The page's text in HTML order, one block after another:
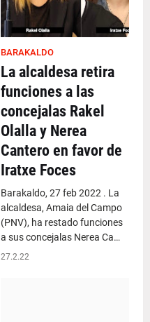
BARAKALDO
La alcaldesa retira
funciones a las
concejalas Rakel
Olalla y Nerea
Cantero en favor de
Iratxe Foces
Barakaldo, 27 feb 2022 . La
alcaldesa, Amaia del Campo
(PNV), ha restado funciones
a sus concejalas Nerea Ca…
27.2.22